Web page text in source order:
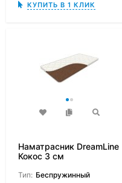
КУПИТЬ В 1 КЛИК
Наматрасник DreamLine
Кокос 3 см
Тип: Беспружинный